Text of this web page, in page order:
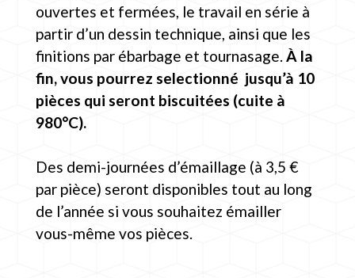
ouvertes et fermées, le travail en série à
partir d’un dessin technique, ainsi que les
finitions par ébarbage et tournasage.À la
fin, vous pourrez selectionné jusqu’à 10
pièces qui seront biscuitées (cuite à
980°C).
Des demi-journées d’émaillage (à 3,5 €
par pièce) seront disponibles tout au long
de l’année si vous souhaitez émailler
vous-même vos pièces.